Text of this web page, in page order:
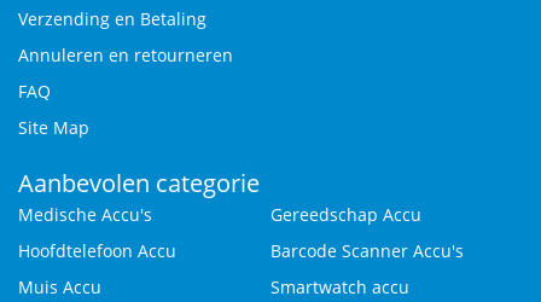
Verzending en Betaling
Annuleren en retourneren
FAQ
Site Map
Aanbevolen categorie
Medische Accu's
Gereedschap Accu
Hoofdtelefoon Accu
Barcode Scanner Accu's
Muis Accu
Smartwatch accu